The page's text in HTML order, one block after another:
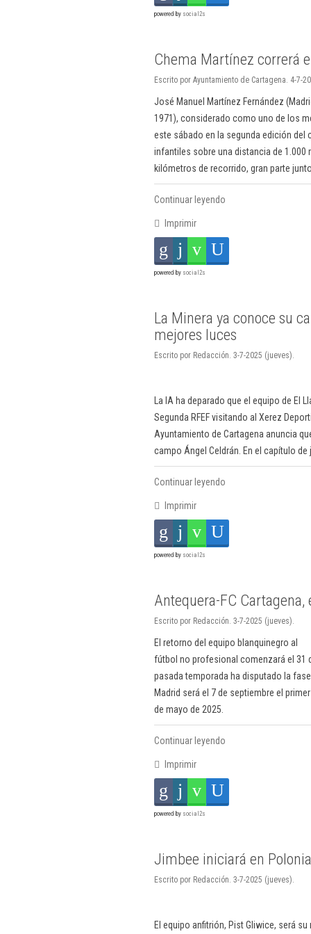
powered by social2s
Chema Martínez correrá
Escrito por Ayuntamiento de Cartagena. 4-7-
José Manuel Martínez Fernández
1971), considerado como uno de los
este sábado en la segunda edición
infantiles sobre una distancia de 1.000
kilómetros de recorrido, gran parte
Continuar leyendo
Imprimir
powered by social2s
La Minera ya conoce su
mejores luces
Escrito por Redacción. 3-7-2025 (jueves).
La IA ha deparado que el equipo de El
Segunda RFEF visitando al Xerez
Ayuntamiento de Cartagena anuncia
campo Ángel Celdrán. En el capítulo
Continuar leyendo
Imprimir
powered by social2s
Antequera-FC
Escrito por Redacción. 3-7-2025 (jueves).
El retorno del equipo blanquinegro al
fútbol no profesional comenzará el 31
pasada temporada ha disputado la
Madrid será el 7 de septiembre el
de mayo de 2025.
Continuar leyendo
Imprimir
powered by social2s
Jimbee iniciará en
Escrito por Redacción. 3-7-2025 (jueves).
El equipo anfitrión, Pist Gliwice, será